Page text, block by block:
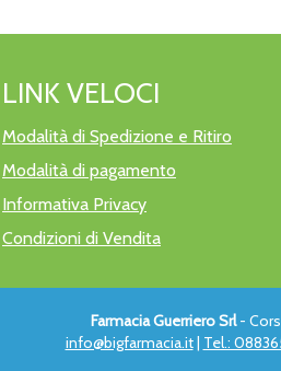
LINK VELOCI
Modalità di Spedizione e Ritiro
Modalità di pagamento
Informativa Privacy
Condizioni di Vendita
Farmacia Guerriero Srl-
info@bigfarmacia.it| Tel.: